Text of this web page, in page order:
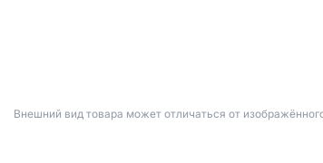
Bнешний вид товара может отличаться от